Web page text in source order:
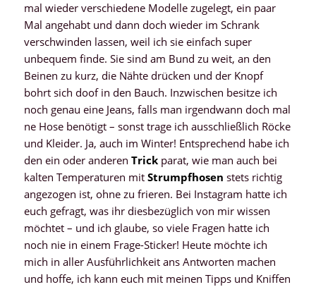
mal wieder verschiedene Modelle zugelegt, ein paar
Mal angehabt und dann doch wieder im Schrank
verschwinden lassen, weil ich sie einfach super
unbequem finde. Sie sind am Bund zu weit, an den
Beinen zu kurz, die Nähte drücken und der Knopf
bohrt sich doof in den Bauch. Inzwischen besitze ich
noch genau eine Jeans, falls man irgendwann doch mal
ne Hose benötigt – sonst trage ich ausschließlich Röcke
und Kleider. Ja, auch im Winter! Entsprechend habe ich
den ein oder anderen Trickparat, wie man auch bei
kalten Temperaturen mit Strumpfhosen stets richtig
angezogen ist, ohne zu frieren. Bei Instagram hatte ich
euch gefragt, was ihr diesbezüglich von mir wissen
möchtet – und ich glaube, so viele Fragen hatte ich
noch nie in einem Frage-Sticker! Heute möchte ich
mich in aller Ausführlichkeit ans Antworten machen
und hoffe, ich kann euch mit meinen Tipps und Kniffen